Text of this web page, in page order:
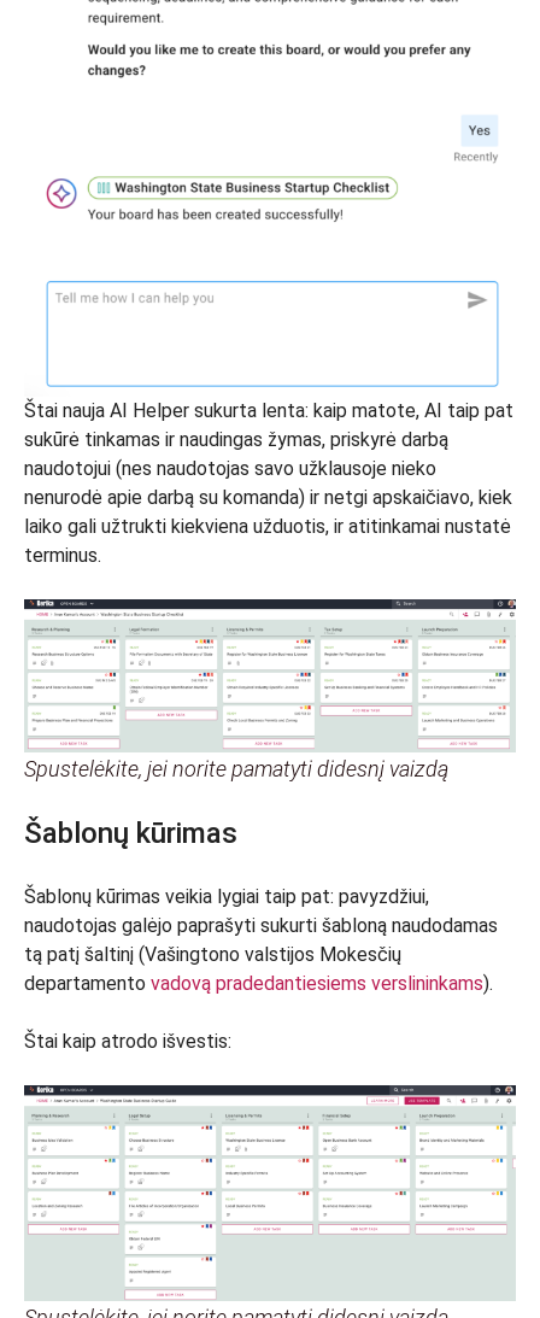
Štai nauja AI Helper sukurta lenta: kaip matote, AI taip pat
sukūrė tinkamas ir naudingas žymas, priskyrė darbą
naudotojui (nes naudotojas savo užklausoje nieko
nenurodė apie darbą su komanda) ir netgi apskaičiavo, kiek
laiko gali užtrukti kiekviena užduotis, ir atitinkamai nustatė
terminus.
Spustelėkite, jei norite pamatyti didesnį vaizdą
Šablonų kūrimas
Šablonų kūrimas veikia lygiai taip pat: pavyzdžiui,
naudotojas galėjo paprašyti sukurti šabloną naudodamas
tą patį šaltinį (Vašingtono valstijos Mokesčių
departamento vadovą pradedantiesiems verslininkams).
Štai kaip atrodo išvestis: